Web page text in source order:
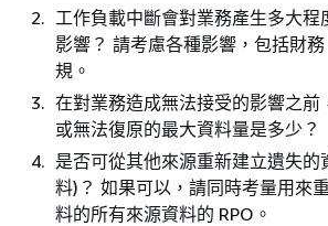
工作負載中斷會對業務產生多大程
影響？ 請考慮各種影響，包括財
規。
在對業務造成無法接受的影響之前
或無法復原的最大資料量是多少？
是否可從其他來源重新建立遺失的
料)？ 如果可以，請同時考量用來
料的所有來源資料的 RPO。